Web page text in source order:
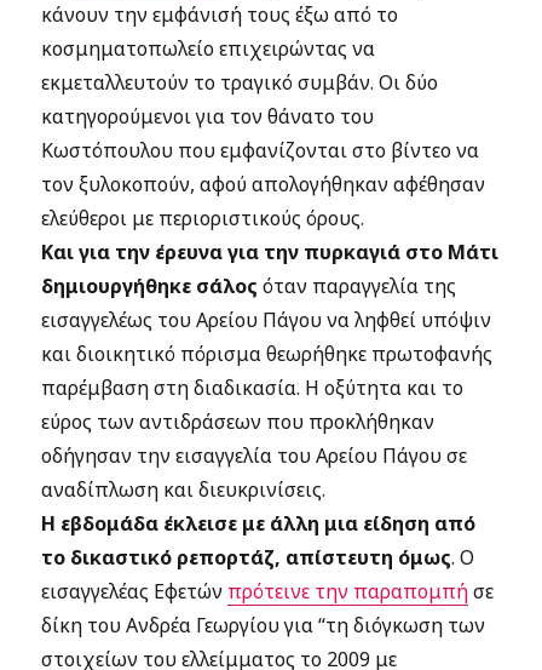
κάνουν την εμφάνισή τους έξω από το
κοσμηματοπωλείο επιχειρώντας να
εκμεταλλευτούν το τραγικό συμβάν. Οι δύο
κατηγορούμενοι για τον θάνατο του
Κωστόπουλου που εμφανίζονται στο βίντεο να
τον ξυλοκοπούν, αφού απολογήθηκαν αφέθησαν
ελεύθεροι με περιοριστικούς όρους.
Και για την έρευνα για την πυρκαγιά στο Μάτι
δημιουργήθηκε σάλοςόταν παραγγελία της
εισαγγελέως του Αρείου Πάγου να ληφθεί υπόψιν
και διοικητικό πόρισμα θεωρήθηκε πρωτοφανής
παρέμβαση στη διαδικασία. Η οξύτητα και το
εύρος των αντιδράσεων που προκλήθηκαν
οδήγησαν την εισαγγελία του Αρείου Πάγου σε
αναδίπλωση και διευκρινίσεις.
Η εβδομάδα έκλεισε με άλλη μια είδηση από
το δικαστικό ρεπορτάζ, απίστευτη όμως. Ο
εισαγγελέας Εφετών πρότεινε την παραπομπήσε
δίκη του Ανδρέα Γεωργίου για “τη διόγκωση των
στοιχείων του ελλείμματος το 2009 με